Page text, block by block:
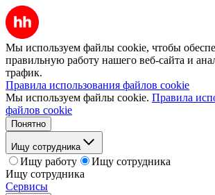
Мы используем файлы cookie, чтобы
правильную работу нашего веб-сайта и
трафик.
Правила использования файлов cookie
Мы используем файлы cookie. Правила
файлов cookie
Понятно
Ищу сотрудника
Ищу работу
Ищу сотрудника
Ищу сотрудника
Сервисы